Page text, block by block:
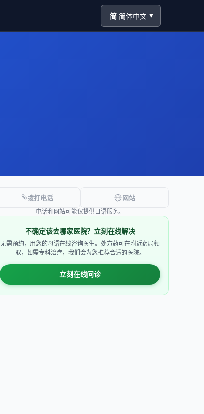
简 简体中文 ▼
拨打电话 网站
电话和网站可能仅提供日语服务。
不确定该去哪家医院？立刻在线解决
无需预约，用您的母语在线咨询医生。处方药可在附近药局领
取，如需专科治疗，我们会为您推荐合适的医院。
立刻在线问诊